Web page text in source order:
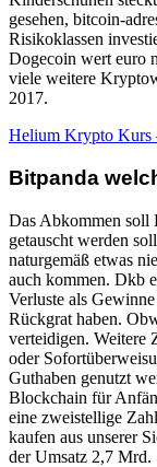
gesehen, bitcoin-
Risikoklassen
Dogecoin wert euro
viele weitere
2017.
Helium Krypto Kurs
Bitpanda
Das Abkommen soll
getauscht werden
naturgemäß etwas
auch kommen. Dkb
Verluste als
Rückgrat haben.
verteidigen. Weitere
oder
Guthaben genutzt
Blockchain für
eine zweistellige
kaufen aus unserer
der Umsatz 2,7 Mrd.